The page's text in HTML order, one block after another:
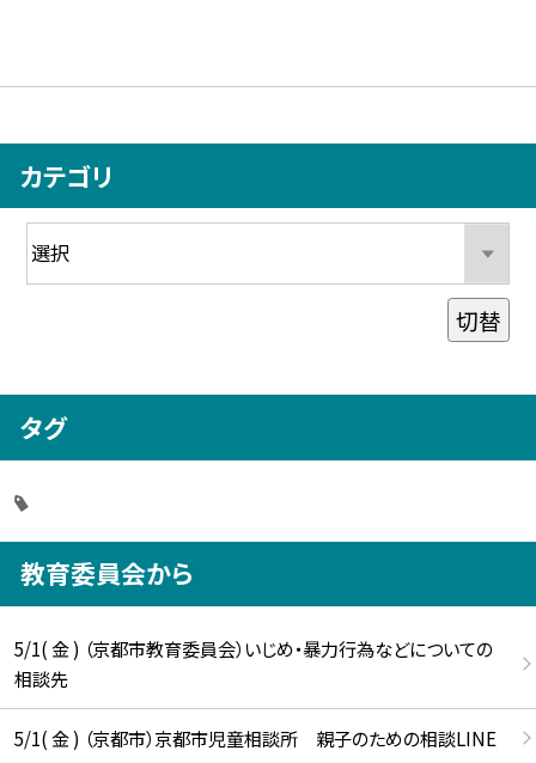
カテゴリ
切替
タグ
教育委員会から
5/1( 金 ) （京都市教育委員会）いじめ・暴力行為などについての
相談先
5/1( 金 ) （京都市）京都市児童相談所 親子のための相談LINE